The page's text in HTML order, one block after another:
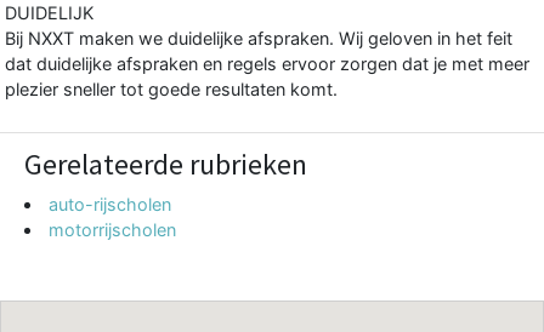
DUIDELIJK
Bij NXXT maken we duidelijke afspraken. Wij geloven in het feit
dat duidelijke afspraken en regels ervoor zorgen dat je met meer
plezier sneller tot goede resultaten komt.
Gerelateerde rubrieken
auto-rijscholen
motorrijscholen